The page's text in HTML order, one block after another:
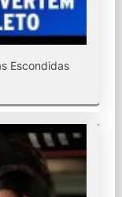
Escondidas